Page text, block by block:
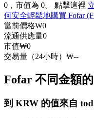
與頂尖交易專家同行
0，市值為 0。 點擊這裡
何安全輕鬆地購買 Fofar
當前價格₩0
流通供應量0
市值₩0
交易量（24小時） ₩--
Fofar 不同金額
到 KRW 的值來自